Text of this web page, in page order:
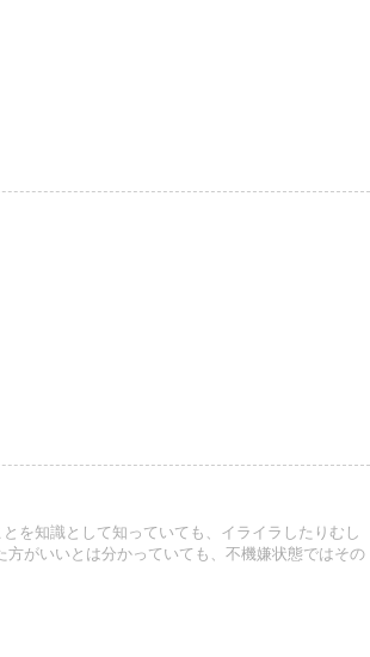
を知識として知っていても、イライラしたりむし
がいいとは分かっていても、不機嫌状態ではその